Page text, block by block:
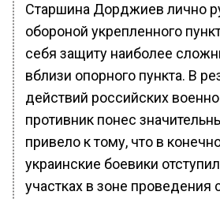
Старшина Дорджиев лично
обороной укрепленного
себя защиту наиболее
вблизи опорного пункта. В
действий российских
противник понес
привело к тому, что в
украинские боевики
участках в зоне проведения